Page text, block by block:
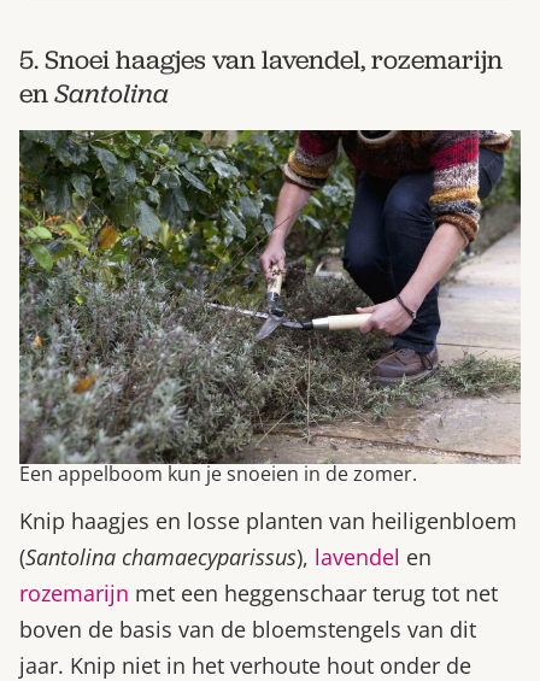
5. Snoei haagjes van lavendel, rozemarijn
enSantolina
Een appelboom kun je snoeien in de zomer.
Knip haagjes en losse planten van heiligenbloem
(Santolina chamaecyparissus), lavendel en
rozemarijn met een heggenschaar terug tot net
boven de basis van de bloemstengels van dit
jaar. Knip niet in het verhoute hout onder de